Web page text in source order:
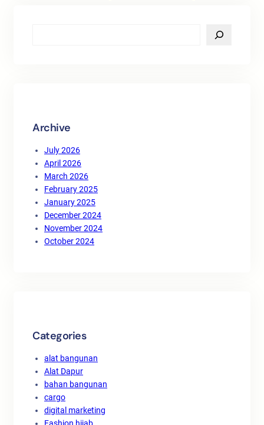
Archive
July 2026
April 2026
March 2026
February 2025
January 2025
December 2024
November 2024
October 2024
Categories
alat bangunan
Alat Dapur
bahan bangunan
cargo
digital marketing
Fashion hijab